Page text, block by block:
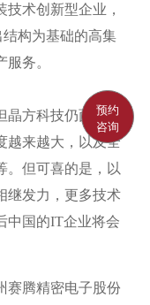
术创新型企业，
结构为基础的高集
务。
晶方科技仍面临着
越来越大，以及全
。但可喜的是，以
继发力，更多技术
中国的IT企业将会
赛腾精密电子股份
预约
咨询